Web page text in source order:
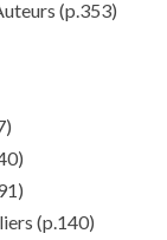
(p.353)
(p.140)